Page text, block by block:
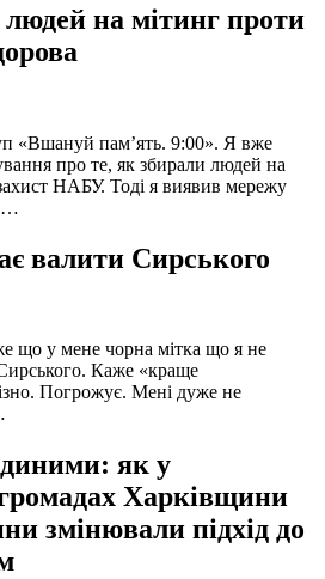
людей на мітинг проти
«Вшануй пам’ять. 9:00». Я вже
про те, як збирали людей на
НАБУ. Тоді я виявив мережу
…
валити Сирського
що у мене чорна мітка що я не
Каже «краще
Погрожує. Мені дуже не
як у
Харківщини
змінювали підхід до